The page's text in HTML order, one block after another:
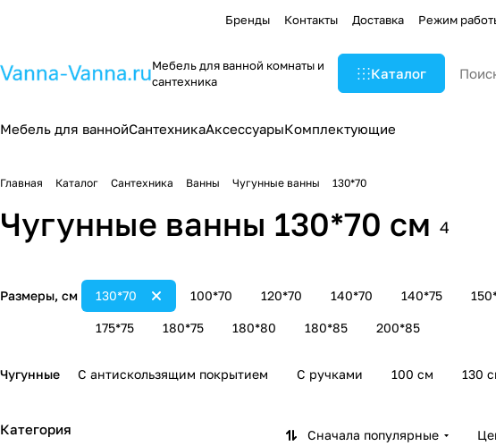
Бренды Контакты Доставка Режим
Мебель для ванной комнаты и
сантехника
Каталог
Мебель для ваннойСантехникаАксессуарыКомплектующие
Главная Каталог Сантехника Ванны Чугунные ванны 130*70
Чугунные ванны 130*70 см 4
Размеры, см 100*70 120*70
130*70 140*70 140*75
175*75 180*75 180*80 180*85 200*85
Чугунные С антискользящим покрытием С ручками 100 см 130
Сначала популярные
Категория